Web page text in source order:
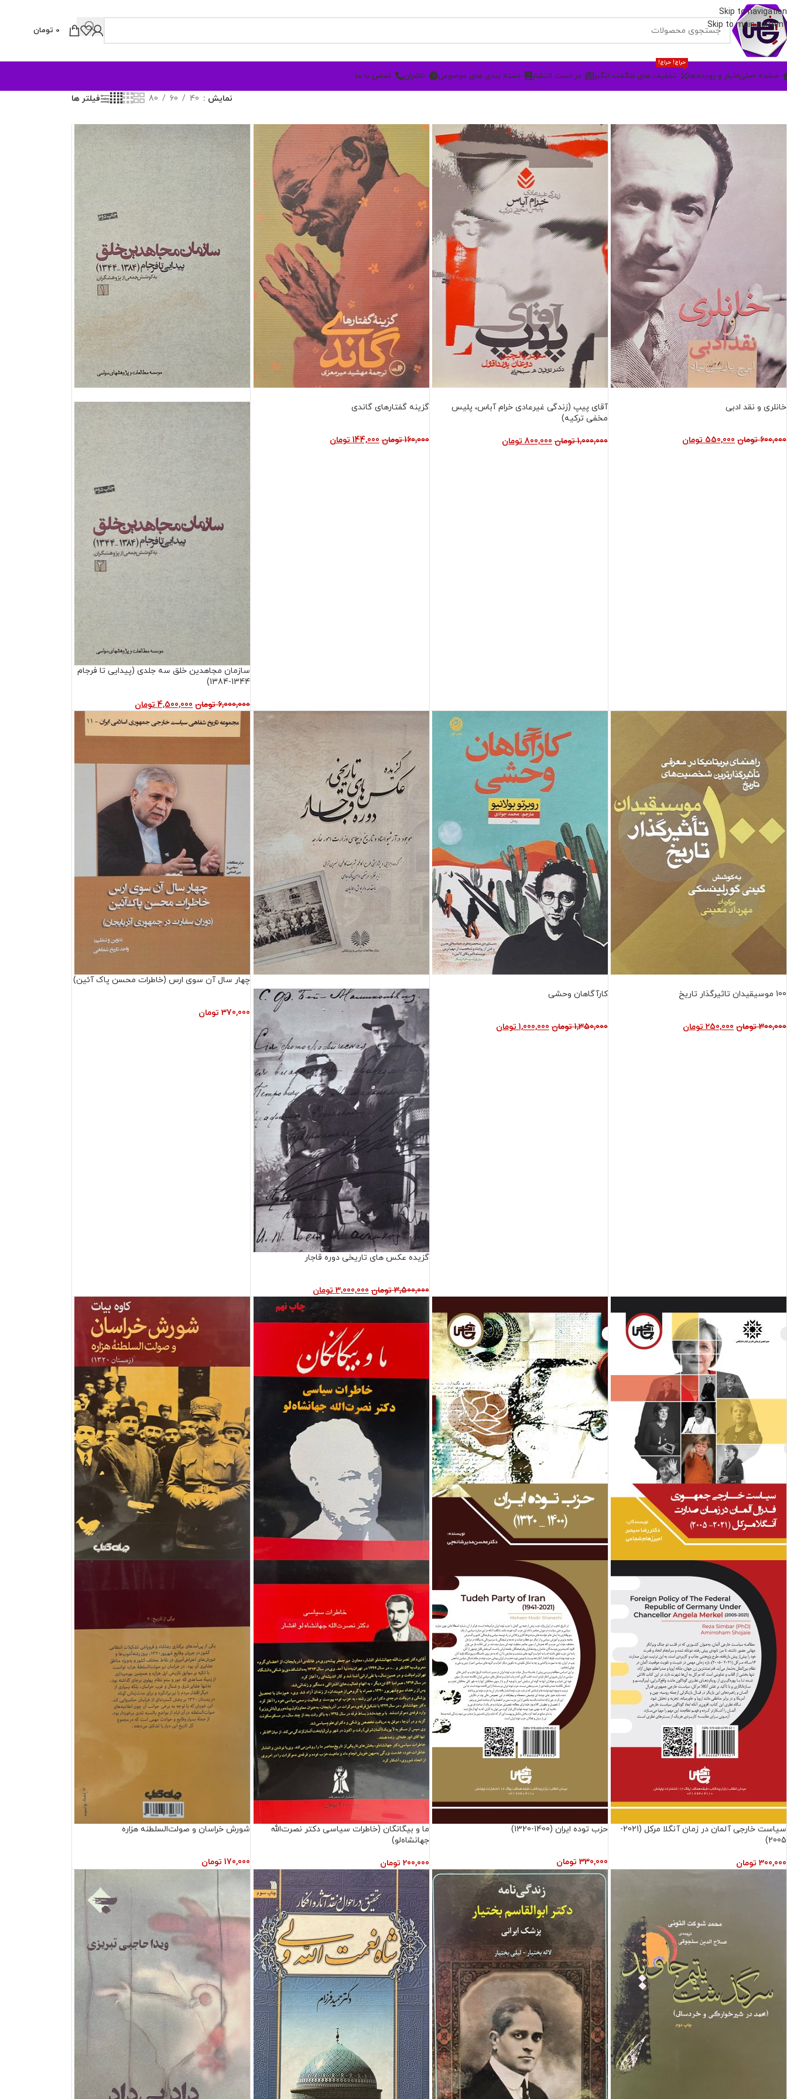
Skip to navigation
Skip to main content
0 تومان
صفحه اصلیاخبار و رویدادها تخفیف های شگفت انگیز
حراج! حراج!
در دست انتشار دسته بندی های موضوعی ناشران تماس با ما
نمایش 40
60
80 فیلتر ها
خانلری و نقد ادبی
600,000 تومان 550,000 تومان
آقای پیپ (زندگی غیرعادی خرام آباس، پلیس
مخفی ترکیه)
1,000,000 تومان 800,000 تومان
گزینه گفتارهای گاندی
160,000 تومان 144,000 تومان
سازمان مجاهدین خلق سه جلدی (پیدایی تا فرجام
1344-1384)
6,000,000 تومان 4,500,000 تومان
100 موسیقیدان تاثیرگذار تاریخ
300,000 تومان 250,000 تومان
کارآگاهان وحشی
1,350,000 تومان 1,000,000 تومان
گزیده عکس های تاریخی دوره قاجار
3,500,000 تومان 3,000,000 تومان
چهار سال آن سوی ارس (خاطرات محسن پاک آئین)
370,000 تومان
سیاست خارجی آلمان در زمان آنگلا مرکل (2021-
2005)
300,000 تومان
حزب توده ایران (1400-1320)
330,000 تومان
ما و بیگانگان (خاطرات سیاسی دکتر نصرت‌الله
جهانشاه‌لو)
200,000 تومان
شورش خراسان و صولت‌‌السلطنه هزاره
170,000 تومان